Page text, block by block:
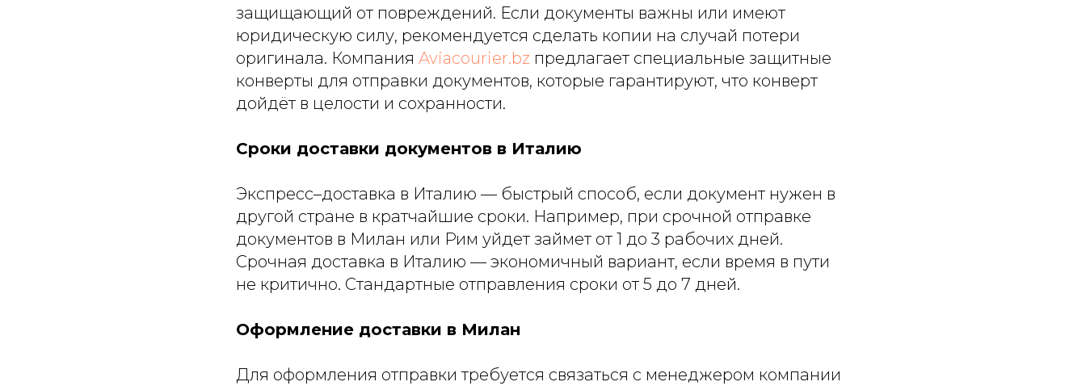
защищающий от повреждений. Если документы важны или имеют
юридическую силу, рекомендуется сделать копии на случай потери
оригинала. Компания Aviacourier.bz предлагает специальные защитные
конверты для отправки документов, которые гарантируют, что конверт
дойдёт в целости и сохранности.
Сроки доставки документов в Италию
Экспресс–доставка в Италию — быстрый способ, если документ нужен в
другой стране в кратчайшие сроки. Например, при срочной отправке
документов в Милан или Рим уйдет займет от 1 до 3 рабочих дней.
Срочная доставка в Италию — экономичный вариант, если время в пути
не критично. Стандартные отправления сроки от 5 до 7 дней.
Оформление доставки в Милан
Для оформления отправки требуется связаться с менеджером компании